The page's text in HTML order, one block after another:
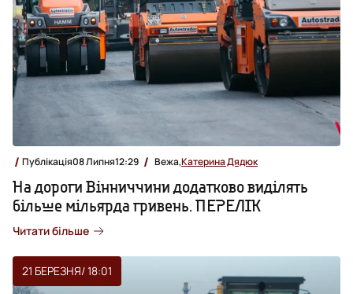
Публікація08 Липня12:29 Вежа,Катерина Дядюк
На дороги Вінниччини додатково виділять
більше мільярда гривень. ПЕРЕЛІК
Читати більше
21 БЕРЕЗНЯ/ 18:01